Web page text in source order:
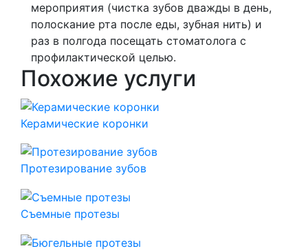
мероприятия (чистка зубов дважды в день,
полоскание рта после еды, зубная нить) и
раз в полгода посещать стоматолога с
профилактической целью.
Похожие услуги
Керамические коронки
Протезирование зубов
Съемные протезы